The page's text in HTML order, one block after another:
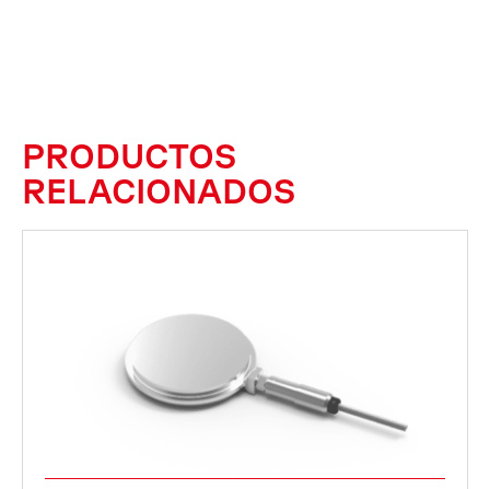
PRODUCTOS
RELACIONADOS